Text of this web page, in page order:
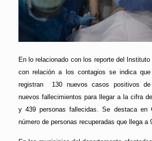
En lo relacionado con los reporte del
con relación a los contagios se indica
registran 130 nuevos casos positivos
nuevos fallecimientos para llegar a la cifra
y 439 personas fallecidas. Se destaca en
número de personas recuperadas que llega a